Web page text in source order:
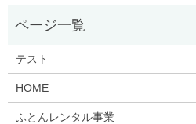
テスト
HOME
ふとんレンタル事業